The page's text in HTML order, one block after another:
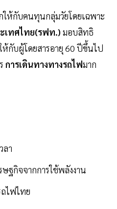
ให้กับคนทุนกลุ่มวัยโดยเฉพาะ
เทศไทย(รฟท.) มอบสิทธิ
ห้กับผู้โดยสารอายุ 60 ปีขึ้นไป
การเดินทางทางรถไฟมาก
ลา
ฐกิจจากการใช้พลังงาน
ถไฟไทย